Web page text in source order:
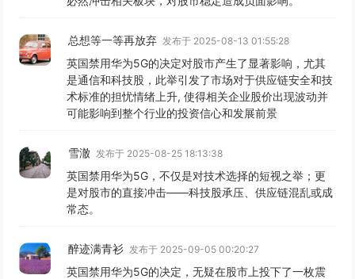
总想等一等再放弃 发布于 2025-08-13 01:55:28
英国禁用华为5G的决定对股市产生了显著影响，尤其
是通信和科技股，此举引发了市场对于供应链安全和技
术标准的担忧情绪上升, 使得相关企业股价出现波动并
可能影响到整个行业的投资信心和发展前景
雪澈 发布于 2025-08-25 18:13:38
英国禁用华为5G，不仅是对技术选择的短视之举；更
是对股市的直接冲击——科技股承压、供应链混乱或成
常态。
醉迹满青衫 发布于 2025-09-05 00:20:27
英国禁用华为5G的决定，无疑在股市上投下了一枚震